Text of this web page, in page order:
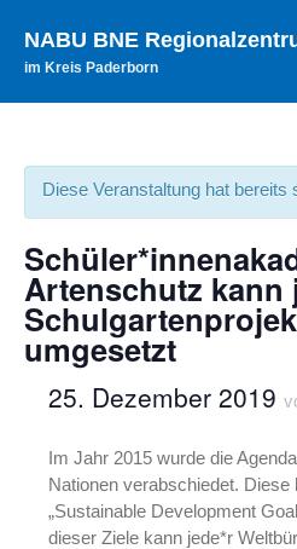
NABU BNE
im Kreis Paderborn
Diese Veranstaltung hat bereits
Artenschutz kann
umgesetzt
25. Dezember 2019
Im Jahr 2015 wurde die
Nationen verabschiedet. Diese
„Sustainable Development
dieser Ziele kann jede*r